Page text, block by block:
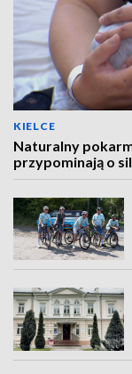
KIELCE
Naturalny
przypominają o